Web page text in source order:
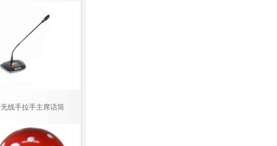
无线手拉手主席话筒